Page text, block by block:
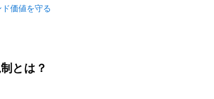
価値を守る
とは？